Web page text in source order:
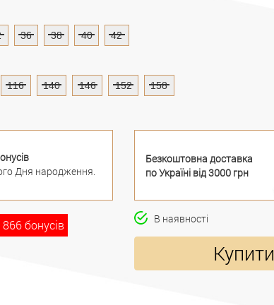
36 38 40 42
116 140 146 152 158
Дня народження.
Безкоштовна доставка
по Україні від 3000 грн
866 бонусів В наявності
Купити